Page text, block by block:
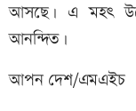
আসছে। এ মহৎ
আনন্দিত।
আপন দেশ/এমএইচ